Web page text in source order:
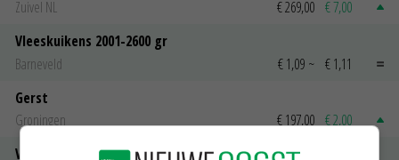
Zuivel NL
€ 269,00 € 7,00
Vleeskuikens 2001-2600 gr
Barneveld
€ 1,09 ~ € 1,11
Gerst
Groningen
€ 197,00 € 2,00
Volle melkpoeder